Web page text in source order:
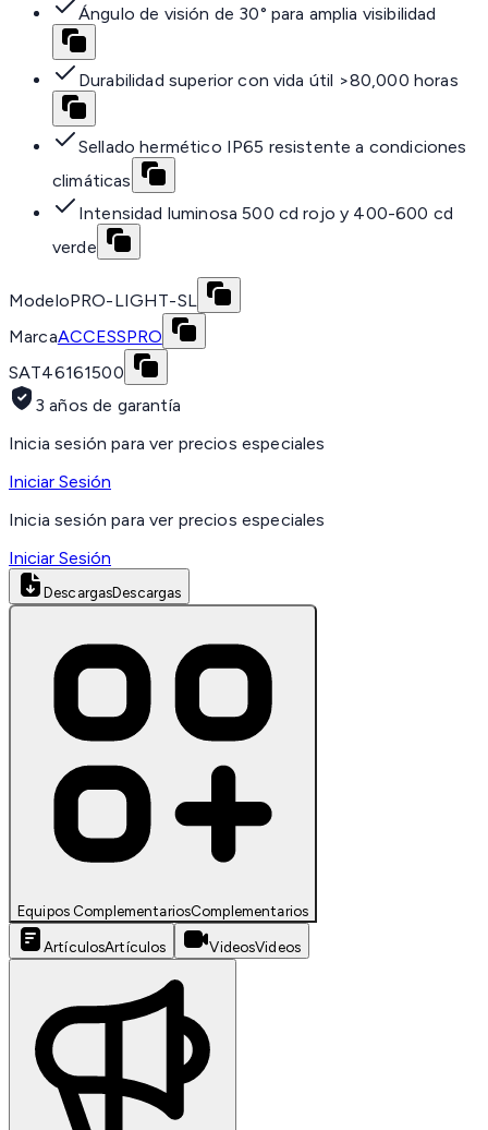
Ángulo de visión de 30° para amplia visibilidad
Durabilidad superior con vida útil >80,000 horas
Sellado hermético IP65 resistente a condiciones
climáticas
Intensidad luminosa 500 cd rojo y 400-600 cd
verde
ModeloPRO-LIGHT-SL
MarcaACCESSPRO
SAT46161500
3 años de garantía
Inicia sesión para ver precios especiales
Iniciar Sesión
Inicia sesión para ver precios especiales
Iniciar Sesión
DescargasDescargas
Equipos ComplementariosComplementarios
ArtículosArtículos VideosVideos